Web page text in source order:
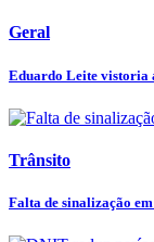
Geral
Eduardo Leite vistoria
Trânsito
Falta de sinalização